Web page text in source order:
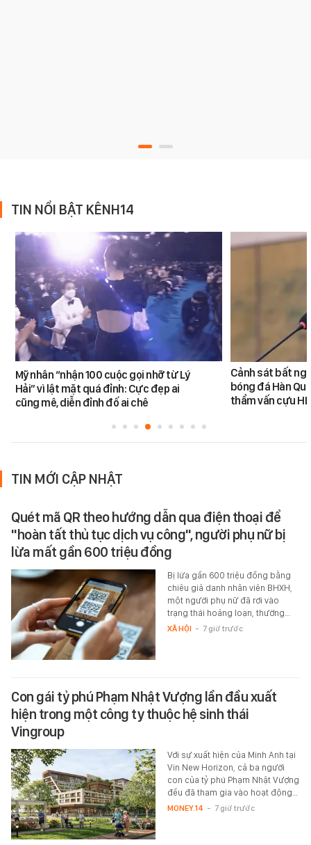
TIN NỔI BẬT KÊNH14
Mỹ nhân “nhận 100 cuộc gọi nhỡ từ Lý
Hải” vì lật mặt quá đỉnh: Cực đẹp ai
cũng mê, diễn đỉnh đố ai chê
Cảnh sát bất
bóng đá Hàn
thẩm vấn cựu
TIN MỚI CẬP NHẬT
Quét mã QR theo hướng dẫn qua điện thoại để
"hoàn tất thủ tục dịch vụ công", người phụ nữ bị
lừa mất gần 600 triệu đồng
Bị lừa gần 600 triệu đồng bằng
chiêu giả danh nhân viên BHXH,
một người phụ nữ đã rơi vào
trạng thái hoảng loạn, thường…
XÃ HỘI - 7 giờ trước
Con gái tỷ phú Phạm Nhật Vượng lần đầu xuất
hiện trong một công ty thuộc hệ sinh thái
Vingroup
Với sự xuất hiện của Minh Anh tại
Vin New Horizon, cả ba người
con của tỷ phú Phạm Nhật Vượng
đều đã tham gia vào hoạt động…
MONEY.14 - 7 giờ trước